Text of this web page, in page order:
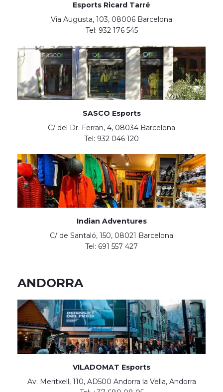
Esports Ricard Tarré
Via Augusta, 103, 08006 Barcelona
Tel: 932 176 545
SASCO Esports
C/ del Dr. Ferran, 4, 08034 Barcelona
Tel: 932 046 120
Indian Adventures
C/ de Santaló, 150, 08021 Barcelona
Tel: 691 557 427
ANDORRA
VILADOMAT Esports
Av. Meritxell, 110, AD500 Andorra la Vella, Andorra